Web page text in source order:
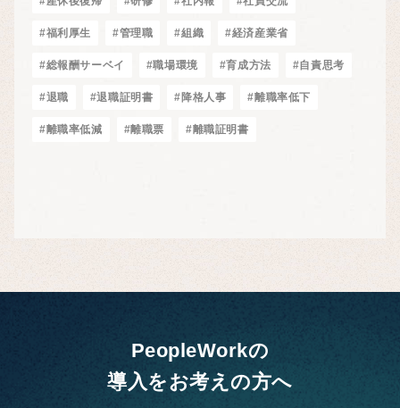
#福利厚生 #管理職 #組織 #経済産業省
#総報酬サーベイ #職場環境 #育成方法 #自責思考
#退職 #退職証明書 #降格人事 #離職率低下
#離職率低減 #離職票 #離職証明書
PeopleWorkの
導入をお考えの方へ